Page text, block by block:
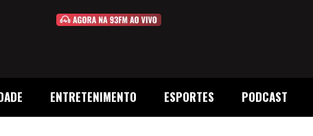
ENTRETENIMENTO ESPORTES PODCAST